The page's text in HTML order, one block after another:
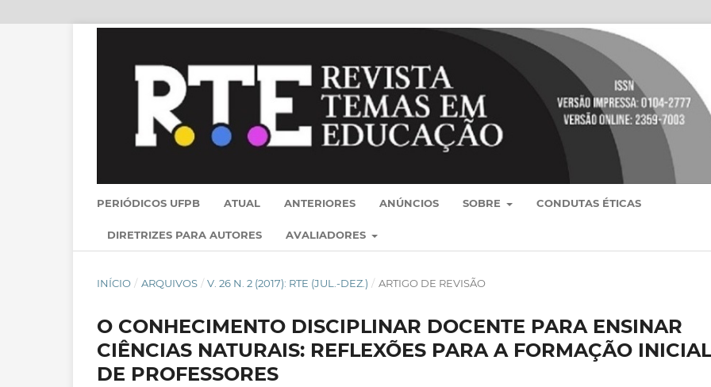
PERIÓDICOS UFPB ATUAL ANTERIORES ANÚNCIOS SOBRE CONDUTAS ÉTICAS
DIRETRIZES PARA AUTORES AVALIADORES
INÍCIO / ARQUIVOS / V. 26 N. 2 (2017): RTE (JUL.-DEZ.) / ARTIGO DE REVISÃO
O CONHECIMENTO DISCIPLINAR DOCENTE PARA ENSINAR
CIÊNCIAS NATURAIS: REFLEXÕES PARA A FORMAÇÃO INICIAL
DE PROFESSORES